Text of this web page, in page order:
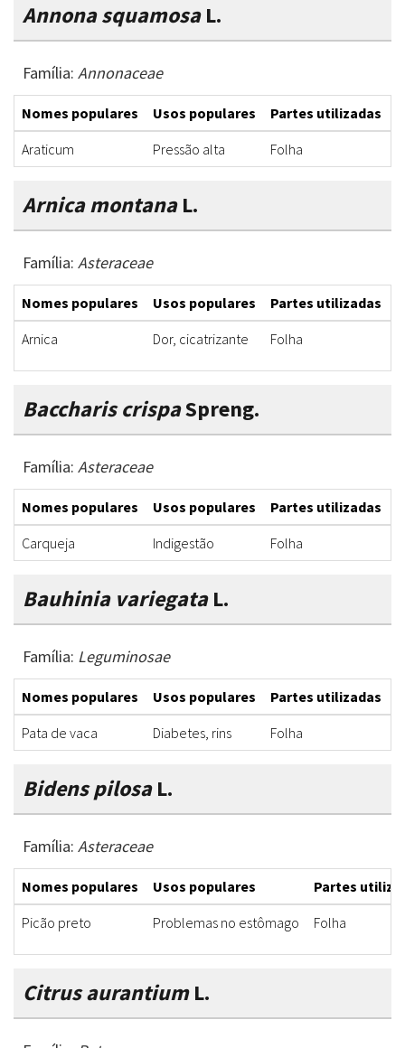
Annona squamosaL.
Família: Annonaceae
Nomes populares Usos populares Partes utilizadas
Araticum
Pressão alta Folha
Arnica montanaL.
Família: Asteraceae
Nomes populares Usos populares Partes utilizadas
Arnica
Dor, cicatrizante Folha
Baccharis crispaSpreng.
Família: Asteraceae
Nomes populares Usos populares Partes utilizadas
Carqueja
Indigestão Folha
Bauhinia variegataL.
Família: Leguminosae
Nomes populares Usos populares Partes utilizadas
Pata de vaca
Diabetes, rins Folha
Bidens pilosaL.
Família: Asteraceae
Nomes populares Usos populares
Partes
Picão preto
Problemas no estômago Folha
Citrus aurantiumL.